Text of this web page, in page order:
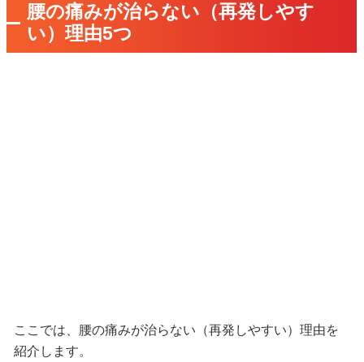
腰の痛みが治らない（再発しやす
い）理由5つ
ここでは、腰の痛みが治らない（再発しやすい）理由を
紹介します。